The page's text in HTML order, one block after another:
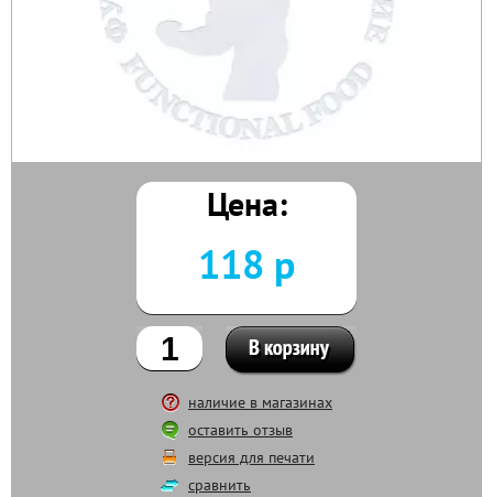
Цена:
118 р
наличие в магазинах
оставить отзыв
версия для печати
сравнить